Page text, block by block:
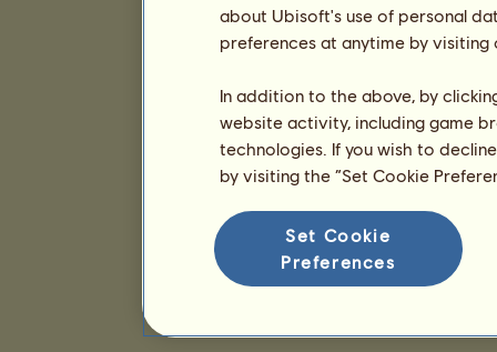
about Ubisoft's use of personal
preferences at anytime by
In addition to the above, by
website activity, including game
technologies. If you wish to
by visiting the “Set Cookie
Set Cookie
Preferences